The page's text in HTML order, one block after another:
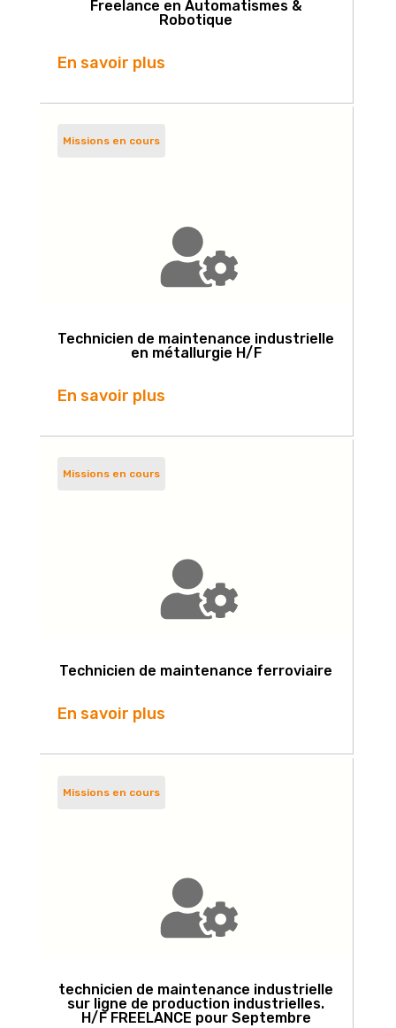
Freelance en Automatismes &
Robotique
En savoir plus
Missions en cours
Technicien de maintenance industrielle
en métallurgie H/F
En savoir plus
Missions en cours
Technicien de maintenance ferroviaire
En savoir plus
Missions en cours
technicien de maintenance industrielle
sur ligne de production industrielles.
H/F FREELANCE pour Septembre